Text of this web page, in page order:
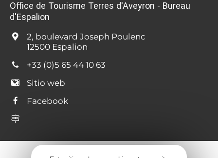
Office de Tourisme Terres d'Aveyron - Bureau
d'Espalion
2, boulevard Joseph Poulenc
12500 Espalion
+33 (0)5 65 44 10 63
Sitio web
Facebook